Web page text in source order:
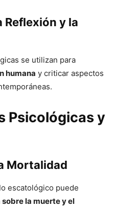
Reflexión y la
se utilizan para
humana y criticar aspectos
Psicológicas y
Mortalidad
escatológico puede
la muerte y el